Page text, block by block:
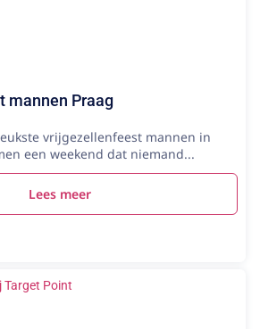
mannen Praag
vrijgezellenfeest mannen in
een weekend dat niemand...
Lees meer